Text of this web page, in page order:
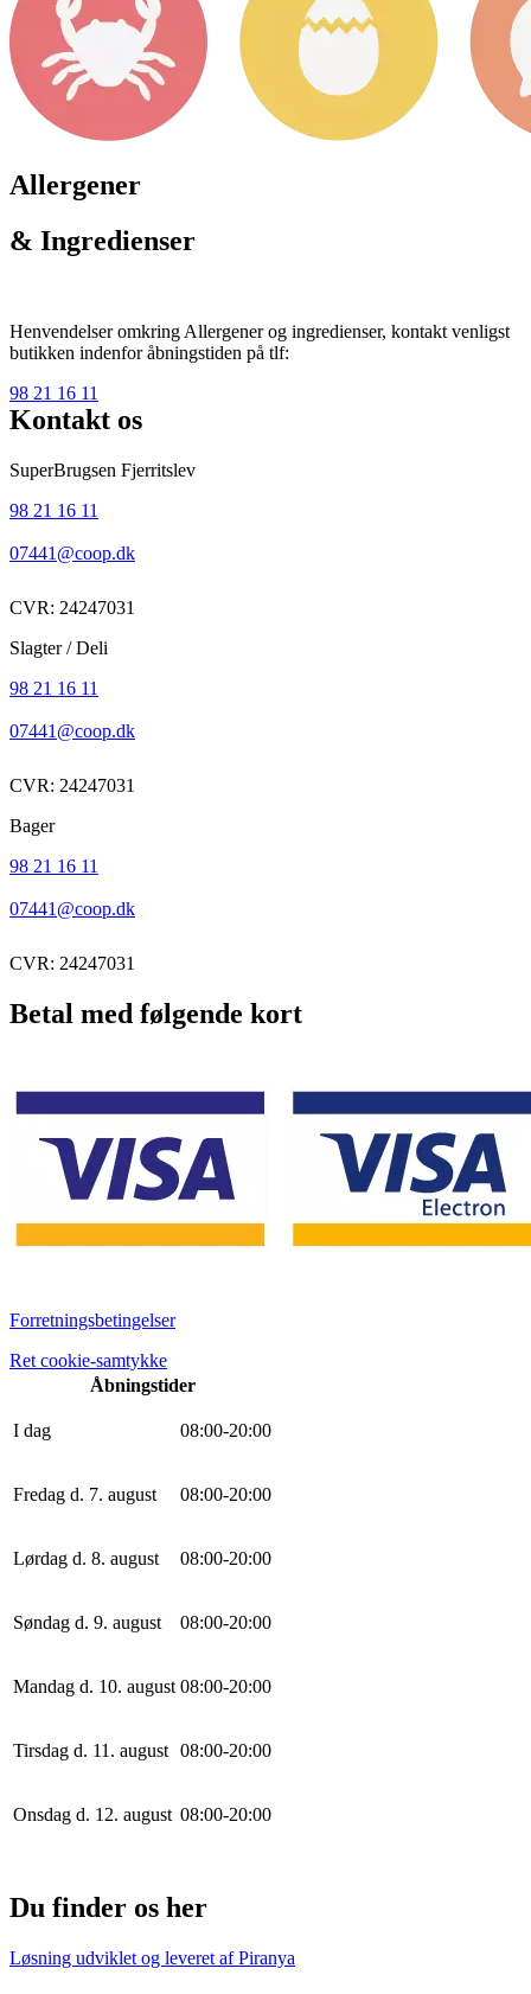
Allergener
& Ingredienser
Henvendelser omkring Allergener og ingredienser, kontakt venligst
butikken indenfor åbningstiden på tlf:
98 21 16 11
Kontakt os
SuperBrugsen Fjerritslev
98 21 16 11
07441@coop.dk
CVR: 24247031
Slagter / Deli
98 21 16 11
07441@coop.dk
CVR: 24247031
Bager
98 21 16 11
07441@coop.dk
CVR: 24247031
Betal med følgende kort
Forretningsbetingelser
Ret cookie-samtykke
Åbningstider
I dag 08:00-20:00
Fredag d. 7. august 08:00-20:00
Lørdag d. 8. august 08:00-20:00
Søndag d. 9. august 08:00-20:00
Mandag d. 10. august 08:00-20:00
Tirsdag d. 11. august 08:00-20:00
Onsdag d. 12. august 08:00-20:00
Du finder os her
Løsning udviklet og leveret afPiranya